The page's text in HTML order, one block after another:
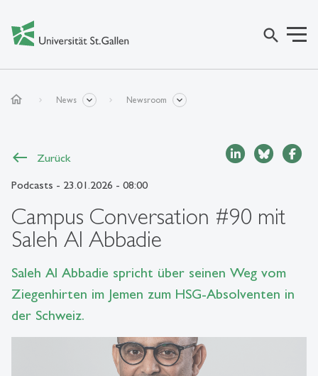
search
home News Newsroom
Zurück
Podcasts - 23.01.2026 - 08:00
Campus Conversation #90 mit
Saleh Al Abbadie
Saleh Al Abbadie spricht über seinen Weg vom
Ziegenhirten im Jemen zum HSG-Absolventen in
der Schweiz.